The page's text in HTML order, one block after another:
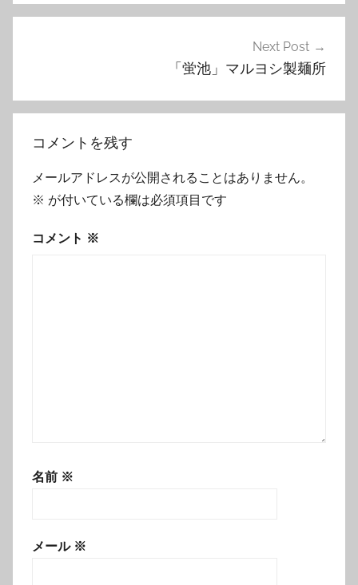
ビ
シ
Next Post
「蛍池」マルヨシ製麺所
コメントを残す
メールアドレスが公開されることはありません。
※ が付いている欄は必須項目です
コメント ※
名前 ※
メール ※